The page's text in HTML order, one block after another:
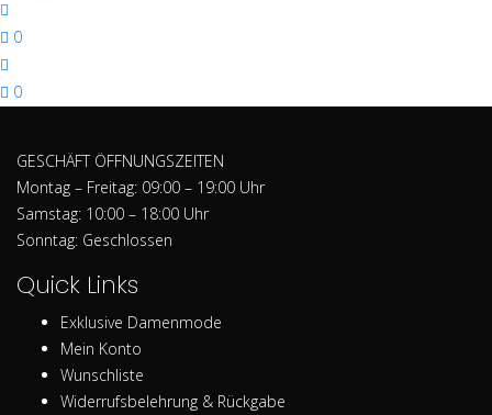
0
0
GESCHÄFT ÖFFNUNGSZEITEN
Montag – Freitag: 09:00 – 19:00 Uhr
Samstag: 10:00 – 18:00 Uhr
Sonntag: Geschlossen
Quick Links
Exklusive Damenmode
Mein Konto
Wunschliste
Widerrufsbelehrung & Rückgabe